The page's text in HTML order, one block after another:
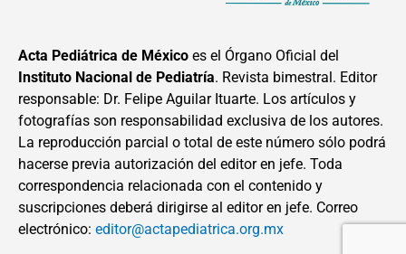
Acta Pediátrica de México es el Órgano Oficial del
Instituto Nacional de Pediatría. Revista bimestral. Editor
responsable: Dr. Felipe Aguilar Ituarte. Los artículos y
fotografías son responsabilidad exclusiva de los autores.
La reproducción parcial o total de este número sólo podrá
hacerse previa autorización del editor en jefe. Toda
correspondencia relacionada con el contenido y
suscripciones deberá dirigirse al editor en jefe. Correo
electrónico: editor@actapediatrica.org.mx